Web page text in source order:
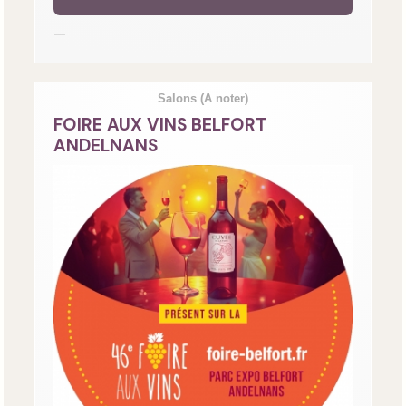
—
Salons (A noter)
FOIRE AUX VINS BELFORT
ANDELNANS